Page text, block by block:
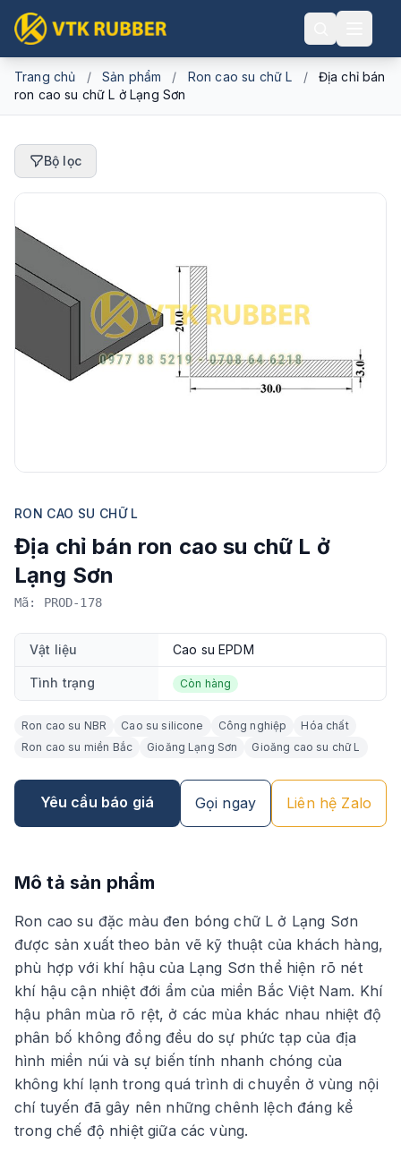
Trang chủ / Sản phẩm / Ron cao su chữ L /
Địa chỉ bán
ron cao su chữ L ở Lạng Sơn
Bộ lọc
RON CAO SU CHỮ L
Địa chỉ bán ron cao su chữ L ở
Lạng Sơn
Mã: PROD-178
Vật liệu Cao su EPDM
Tình trạng Còn hàng
Ron cao su NBR Cao su silicone Công nghiệp
Hóa chất
Ron cao su miền Bắc
Gioăng Lạng Sơn Gioăng cao su chữ L
Yêu cầu báo giá Gọi ngay Liên hệ Zalo
Mô tả sản phẩm
Ron cao su đặc màu đen bóng chữ L ở Lạng Sơn
được sản xuất theo bản vẽ kỹ thuật của khách hàng,
phù hợp với khí hậu của Lạng Sơn thể hiện rõ nét
khí hậu cận nhiệt đới ẩm của miền Bắc Việt Nam. Khí
hậu phân mùa rõ rệt, ở các mùa khác nhau nhiệt độ
phân bố không đồng đều do sự phức tạp của địa
hình miền núi và sự biến tính nhanh chóng của
không khí lạnh trong quá trình di chuyển ở vùng nội
chí tuyến đã gây nên những chênh lệch đáng kể
trong chế độ nhiệt giữa các vùng.